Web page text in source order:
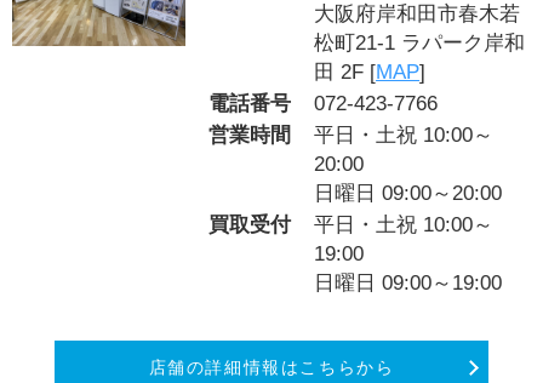
大阪府岸和田市春木若
松町21-1 ラパーク岸和
田 2F [MAP]
電話番号
072-423-7766
営業時間
平日・土祝 10:00～
20:00
日曜日 09:00～20:00
買取受付
平日・土祝 10:00～
19:00
日曜日 09:00～19:00
店舗の詳細情報はこちらから